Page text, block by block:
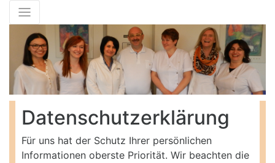
Datenschutzerklärung
Für uns hat der Schutz Ihrer persönlichen
Informationen oberste Priorität. Wir beachten die